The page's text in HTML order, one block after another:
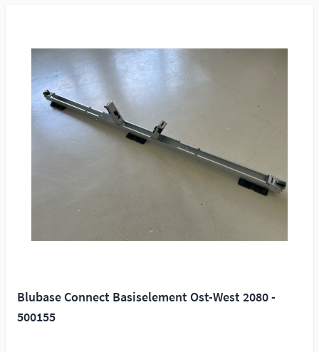
Blubase Connect Basiselement Ost-West 2080 -
500155